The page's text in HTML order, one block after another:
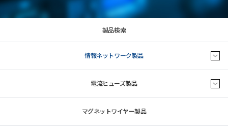
製品検索
情報ネットワーク製品
電流ヒューズ製品
マグネットワイヤー製品